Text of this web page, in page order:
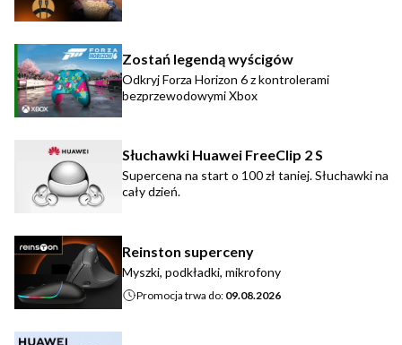
Zostań legendą wyścigów
Odkryj Forza Horizon 6 z kontrolerami
bezprzewodowymi Xbox
Słuchawki Huawei FreeClip 2 S
Supercena na start o 100 zł taniej. Słuchawki na
cały dzień.
Reinston superceny
Myszki, podkładki, mikrofony
Promocja trwa do: 09.08.2026